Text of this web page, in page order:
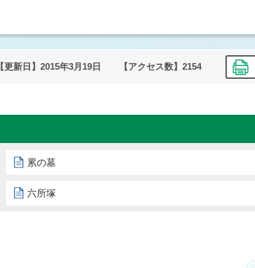
【更新日】 2015年3月19日 【アクセス数】 2154
累の墓
六所塚